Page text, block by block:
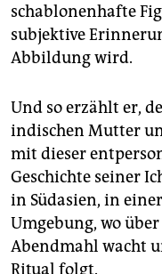
schablonenhafte
subjektive
Abbildung wird.
Und so erzählt er,
indischen Mutter
mit dieser
Geschichte seiner
in Südasien, in
Umgebung, wo
Abendmahl wacht
Ritual folgt.